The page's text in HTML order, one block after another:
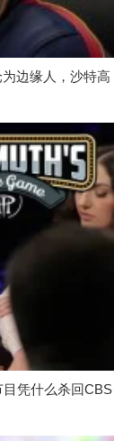
边缘人，沙特高
目凭什么杀回CBS